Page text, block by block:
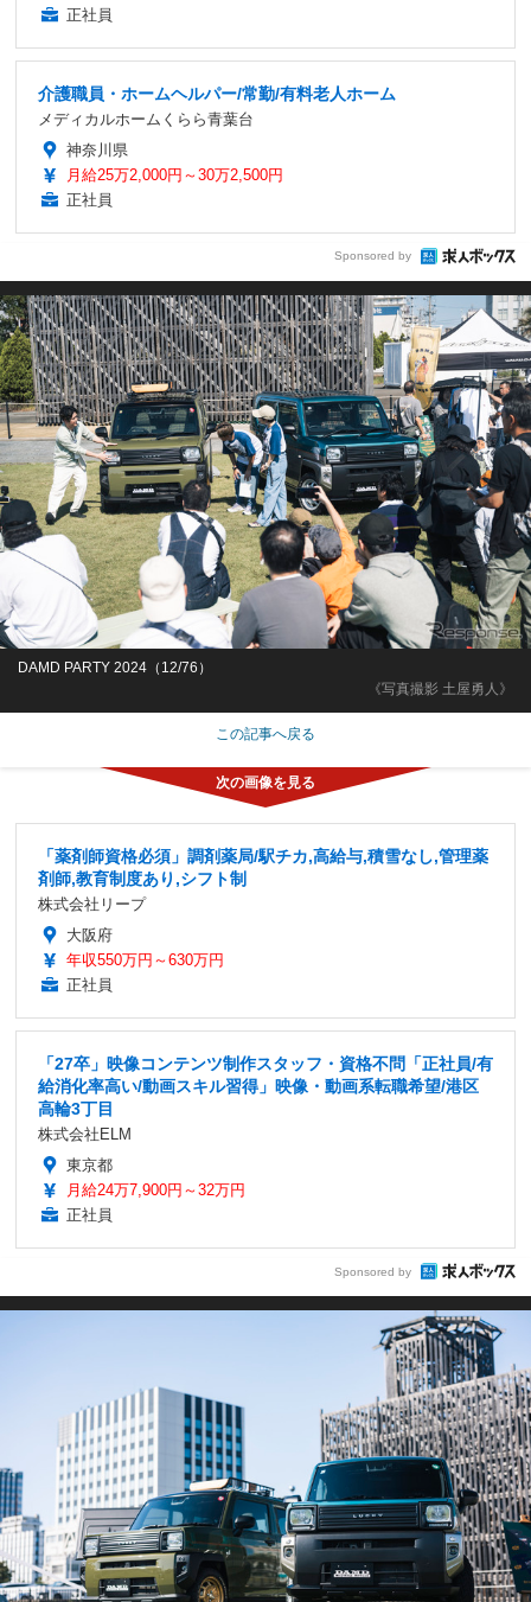
正社員
介護職員・ホームヘルパー/常勤/有料老人ホーム
メディカルホームくらら青葉台
神奈川県
月給25万2,000円～30万2,500円
正社員
Sponsored by
《写真撮影 土屋勇人》
DAMD PARTY 2024（12/76）
この記事へ戻る
「薬剤師資格必須」調剤薬局/駅チカ,高給与,積雪なし,管理薬
剤師,教育制度あり,シフト制
株式会社リープ
大阪府
年収550万円～630万円
正社員
「27卒」映像コンテンツ制作スタッフ・資格不問「正社員/有
給消化率高い/動画スキル習得」映像・動画系転職希望/港区
高輪3丁目
株式会社ELM
東京都
月給24万7,900円～32万円
正社員
Sponsored by